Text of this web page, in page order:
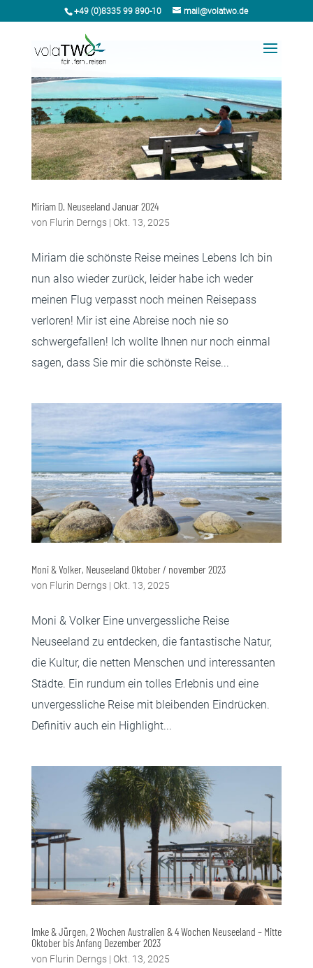
+49 (0)8335 99 890-10 mail@volatwo.de
Miriam D. Neuseeland Januar 2024
von Flurin Derngs| Okt. 13, 2025
Miriam die schönste Reise meines Lebens Ich bin
nun also wieder zurück, leider habe ich weder
meinen Flug verpasst noch meinen Reisepass
verloren! Mir ist eine Abreise noch nie so
schwergefallen! Ich wollte Ihnen nur noch einmal
sagen, dass Sie mir die schönste Reise...
Moni & Volker, Neuseeland Oktober / november 2023
von Flurin Derngs| Okt. 13, 2025
Moni & Volker Eine unvergessliche Reise
Neuseeland zu entdecken, die fantastische Natur,
die Kultur, die netten Menschen und interessanten
Städte. Ein rundum ein tolles Erlebnis und eine
unvergessliche Reise mit bleibenden Eindrücken.
Definitiv auch ein Highlight...
Imke & Jürgen, 2 Wochen Australien & 4 Wochen Neuseeland – Mitte
Oktober bis Anfang Dezember 2023
von Flurin Derngs| Okt. 13, 2025